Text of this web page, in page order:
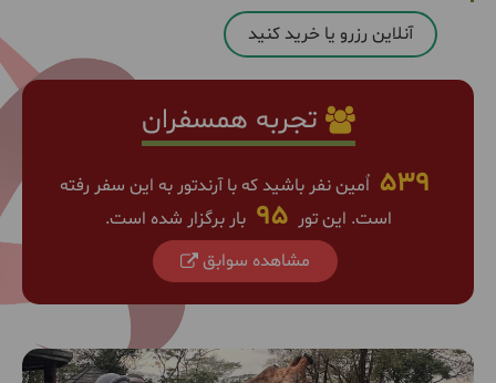
آنلاین رزرو یا خرید کنید
تجربه همسفران
539 اٌمین نفر باشید که با آرندتور به این سفر رفته
است. این تور 95 بار برگزار شده است.
مشاهده سوابق